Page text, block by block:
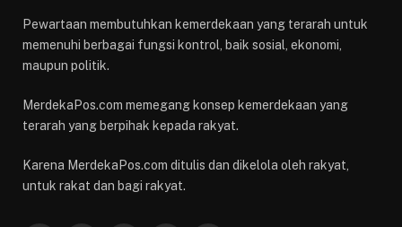
Pewartaan membutuhkan kemerdekaan yang terarah untuk
memenuhi berbagai fungsi kontrol, baik sosial, ekonomi,
maupun politik.
MerdekaPos.com memegang konsep kemerdekaan yang
terarah yang berpihak kepada rakyat.
Karena MerdekaPos.com ditulis dan dikelola oleh rakyat,
untuk rakat dan bagi rakyat.